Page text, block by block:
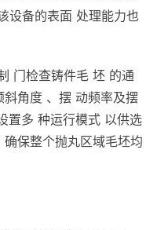
设备的表面 处理能力也
门检查铸件毛 坯 的通
角度 、摆 动频率及摆
置多 种运行模式 以供选
保整个抛丸区域毛坯均